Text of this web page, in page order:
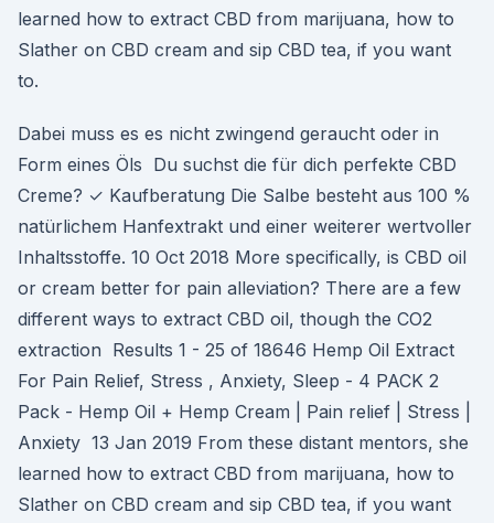
learned how to extract CBD from marijuana, how to
Slather on CBD cream and sip CBD tea, if you want
to.
Dabei muss es es nicht zwingend geraucht oder in
Form eines Öls Du suchst die für dich perfekte CBD
Creme? ✓ Kaufberatung Die Salbe besteht aus 100 %
natürlichem Hanfextrakt und einer weiterer wertvoller
Inhaltsstoffe. 10 Oct 2018 More specifically, is CBD oil
or cream better for pain alleviation? There are a few
different ways to extract CBD oil, though the CO2
extraction Results 1 - 25 of 18646 Hemp Oil Extract
For Pain Relief, Stress , Anxiety, Sleep - 4 PACK 2
Pack - Hemp Oil + Hemp Cream | Pain relief | Stress |
Anxiety 13 Jan 2019 From these distant mentors, she
learned how to extract CBD from marijuana, how to
Slather on CBD cream and sip CBD tea, if you want